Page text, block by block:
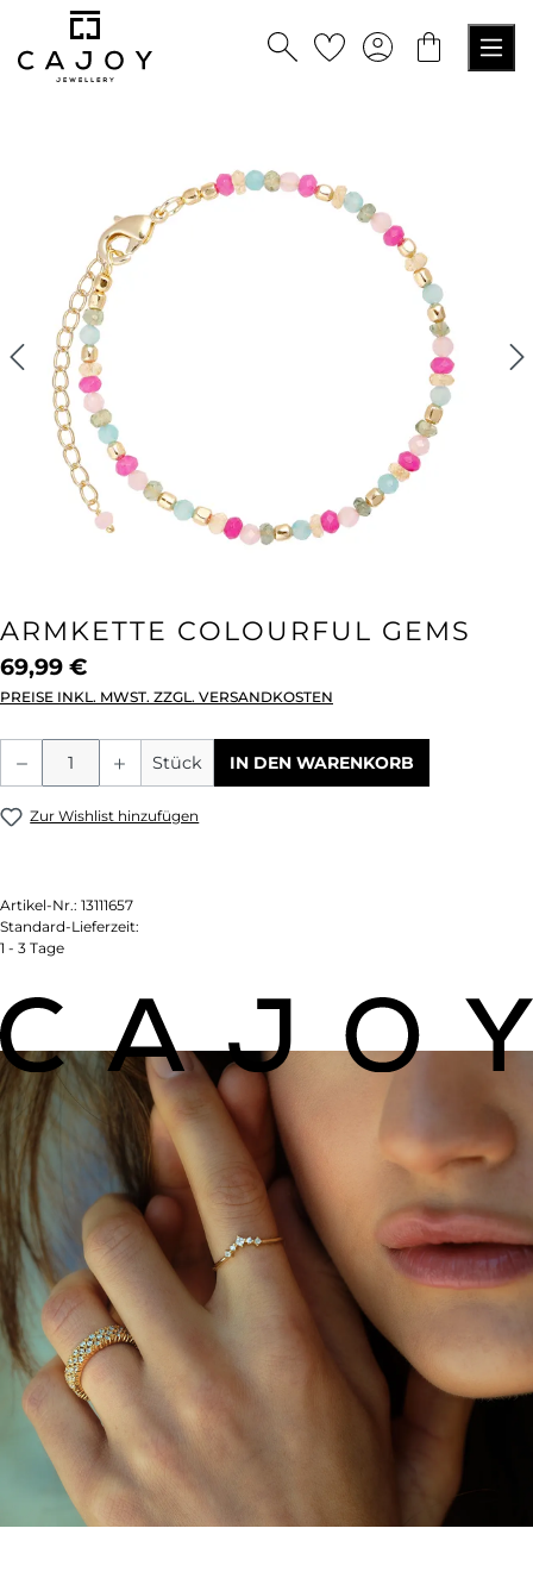
springen
ARMKETTE COLOURFUL GEMS
69,99 €
PREISE INKL. MWST. ZZGL. VERSANDKOSTEN
Produkt Anzahl: Gib den gewünschten
Stück IN DEN WARENKORB
Zur Wishlist hinzufügen
Artikel-Nr.: 13111657
Standard-Lieferzeit:
1 - 3 Tage